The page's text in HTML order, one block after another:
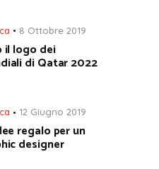
8 Ottobre 2019
il logo dei
di Qatar 2022
12 Giugno 2019
regalo per un
designer